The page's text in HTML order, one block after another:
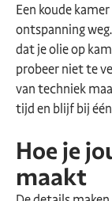
Een koude
ontspanning
dat je olie op
probeer niet te
van techniek
tijd en blijf bij
Hoe je
maakt